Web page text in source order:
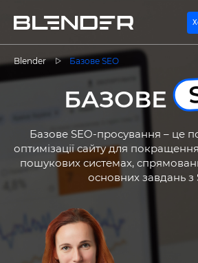
ПОСЛУГИ
КЕЙСИ
КОНТАКТИ
Blender Базове SEO
БАЗОВЕ
Базове SEO-просування – це
оптимізації сайту для
пошукових системах,
основних завдань з